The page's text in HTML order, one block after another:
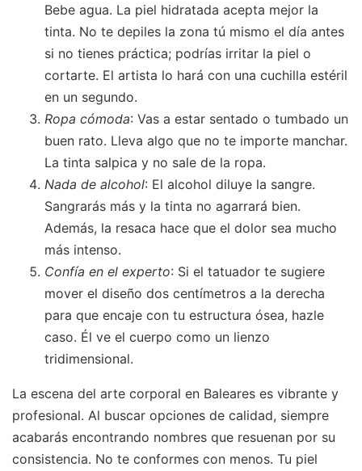
Bebe agua. La piel hidratada acepta mejor la
tinta. No te depiles la zona tú mismo el día antes
si no tienes práctica; podrías irritar la piel o
cortarte. El artista lo hará con una cuchilla estéril
en un segundo.
Ropa cómoda: Vas a estar sentado o tumbado un
buen rato. Lleva algo que no te importe manchar.
La tinta salpica y no sale de la ropa.
Nada de alcohol: El alcohol diluye la sangre.
Sangrarás más y la tinta no agarrará bien.
Además, la resaca hace que el dolor sea mucho
más intenso.
Confía en el experto: Si el tatuador te sugiere
mover el diseño dos centímetros a la derecha
para que encaje con tu estructura ósea, hazle
caso. Él ve el cuerpo como un lienzo
tridimensional.
La escena del arte corporal en Baleares es vibrante y
profesional. Al buscar opciones de calidad, siempre
acabarás encontrando nombres que resuenan por su
consistencia. No te conformes con menos. Tu piel